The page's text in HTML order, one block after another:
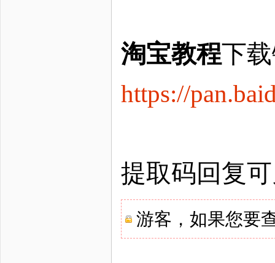
淘宝教程下
https://
提取码回复
游客，如果您要